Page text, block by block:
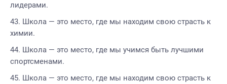
лидерами.
Школа — это место, где мы находим свою страсть к
химии.
Школа — это место, где мы учимся быть лучшими
спортсменами.
Школа — это место, где мы находим свою страсть к